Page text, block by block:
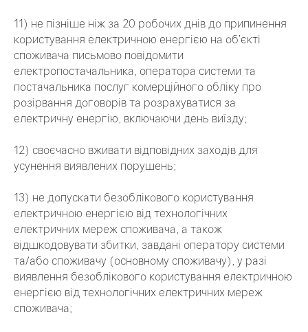
11) не пізніше ніж за 20 робочих днів до припинення
користування електричною енергією на об’єкті
споживача письмово повідомити
електропостачальника, оператора системи та
постачальника послуг комерційного обліку про
розірвання договорів та розрахуватися за
електричну енергію, включаючи день виїзду;
12) своєчасно вживати відповідних заходів для
усунення виявлених порушень;
13) не допускати безоблікового користування
електричною енергією від технологічних
електричних мереж споживача, а також
відшкодовувати збитки, завдані оператору системи
та/або споживачу (основному споживачу), у разі
виявлення безоблікового користування електричною
енергією від технологічних електричних мереж
споживача;